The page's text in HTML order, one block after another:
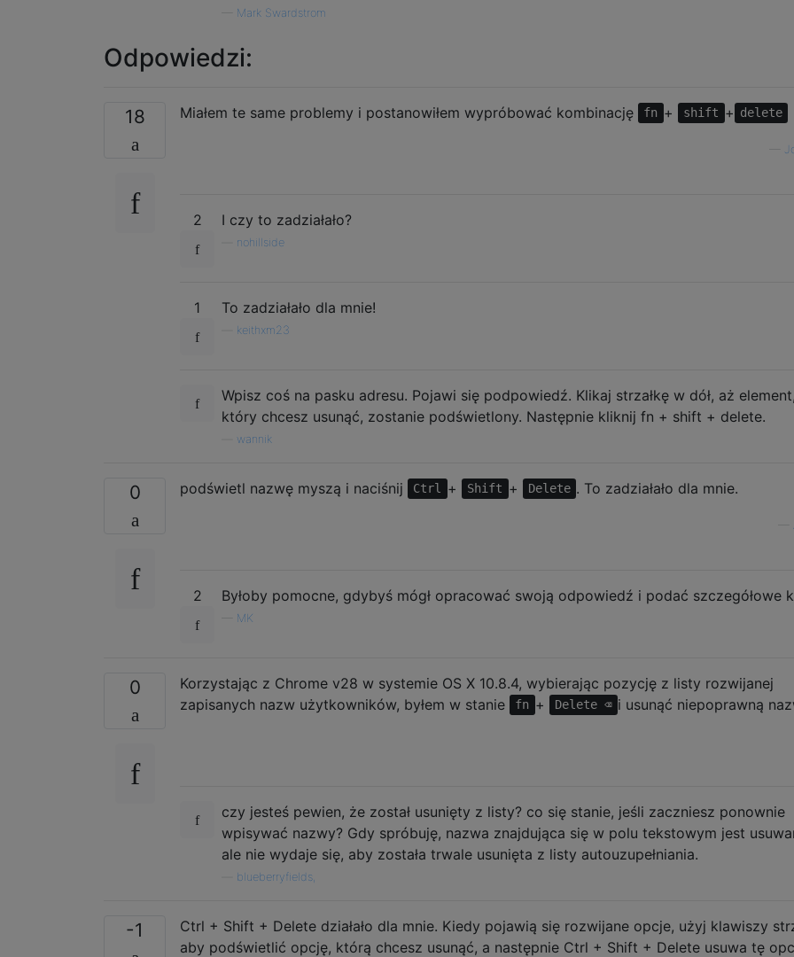
Mark Swardstrom
Odpowiedzi:
18 Miałem te same problemy i postanowiłem wypróbować kombinację fn + shift + delete
2 I czy to zadziałało?
nohillside
1 To zadziałało dla mnie!
keithxm23
Wpisz coś na pasku adresu. Pojawi się podpowiedź. Klikaj strzałkę w dół, aż element,
który chcesz usunąć, zostanie podświetlony. Następnie kliknij fn + shift + delete.
wannik
0 podświetl nazwę myszą i naciśnij Ctrl + Shift + Delete . To zadziałało dla mnie.
2 Byłoby pomocne, gdybyś mógł opracować swoją odpowiedź i podać szczegółowe
MK
0
Korzystając z Chrome v28 w systemie OS X 10.8.4, wybierając pozycję z listy rozwijanej
zapisanych nazw użytkowników, byłem w stanie
fn + Delete ⌫ i usunąć niepoprawną
czy jesteś pewien, że został usunięty z listy? co się stanie, jeśli zaczniesz ponownie
wpisywać nazwy? Gdy spróbuję, nazwa znajdująca się w polu tekstowym jest
ale nie wydaje się, aby została trwale usunięta z listy autouzupełniania.
blueberryfields,
-1
Ctrl + Shift + Delete działało dla mnie. Kiedy pojawią się rozwijane opcje, użyj klawiszy
aby podświetlić opcję, którą chcesz usunąć, a następnie Ctrl + Shift + Delete usuwa tę